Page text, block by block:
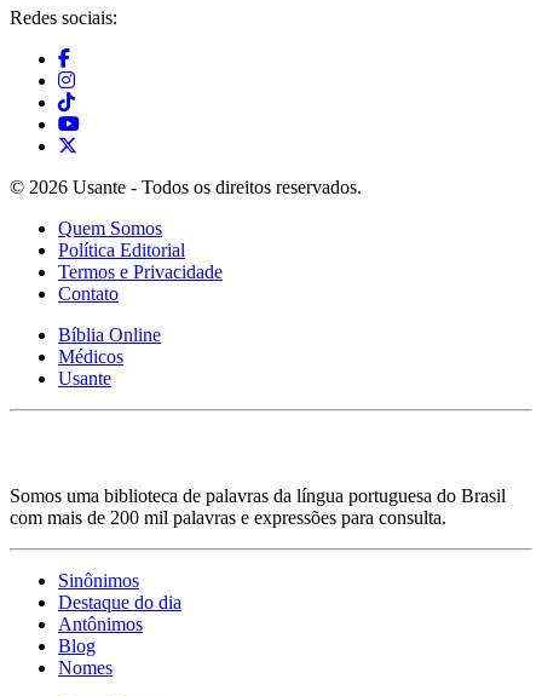
Redes sociais:
© 2026 Usante - Todos os direitos reservados.
Quem Somos
Política Editorial
Termos e Privacidade
Contato
Bíblia Online
Médicos
Usante
Somos uma biblioteca de palavras da língua portuguesa do Brasil
com mais de 200 mil palavras e expressões para consulta.
Sinônimos
Destaque do dia
Antônimos
Blog
Nomes